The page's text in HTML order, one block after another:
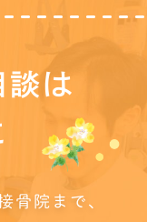
談は
骨院まで、